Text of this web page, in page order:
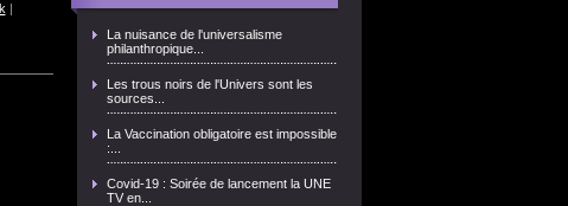
La nuisance de l'universalisme
philanthropique...
Les trous noirs de l'Univers sont les
sources...
La Vaccination obligatoire est impossible
:...
Covid-19 : Soirée de lancement la UNE
TV en...
|